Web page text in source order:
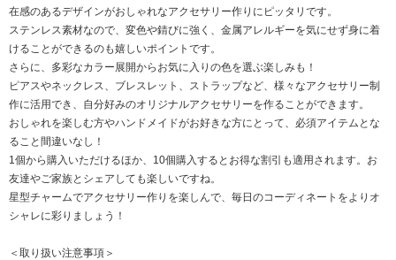
在感のあるデザインがおしゃれなアクセサリー作りにピッタリです。
ステンレス素材なので、変色や錆びに強く、金属アレルギーを気にせず身に着
けることができるのも嬉しいポイントです。
さらに、多彩なカラー展開からお気に入りの色を選ぶ楽しみも！
ピアスやネックレス、ブレスレット、ストラップなど、様々なアクセサリー制
作に活用でき、自分好みのオリジナルアクセサリーを作ることができます。
おしゃれを楽しむ方やハンドメイドがお好きな方にとって、必須アイテムとな
ること間違いなし！
1個から購入いただけるほか、10個購入するとお得な割引も適用されます。お
友達やご家族とシェアしても楽しいですね。
星型チャームでアクセサリー作りを楽しんで、毎日のコーディネートをよりオ
シャレに彩りましょう！
＜取り扱い注意事項＞